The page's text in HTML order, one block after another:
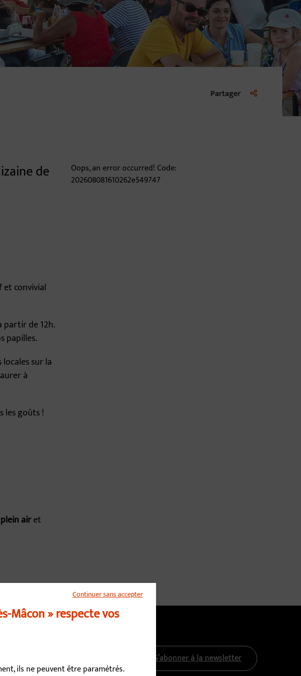
Partager Liste des liens
de
convivial
partir de 12h.
papilles.
sur la
à
les goûts !
airet
Oops, an error occurred! Code:
202608081610262e549747
S’abonner à la newsletter
Continuer sans accepter
Mâcon » respecte vos
ils ne peuvent être paramétrés.